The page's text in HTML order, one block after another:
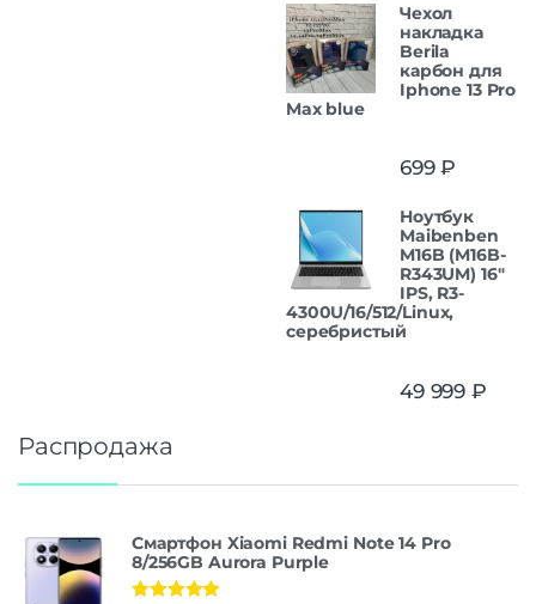
Чехол
накладка
Berila
карбон для
Iphone 13 Pro
Max blue
699₽
Ноутбук
Maibenben
M16B (M16B-
R343UM) 16"
IPS, R3-
4300U/16/512/Linux,
серебристый
49 999 ₽
Распродажа
Смартфон Xiaomi Redmi Note 14 Pro
8/256GB Aurora Purple